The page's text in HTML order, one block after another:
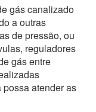
gás canalizado
a outras
de pressão, ou
reguladores
gás entre
possa atender as